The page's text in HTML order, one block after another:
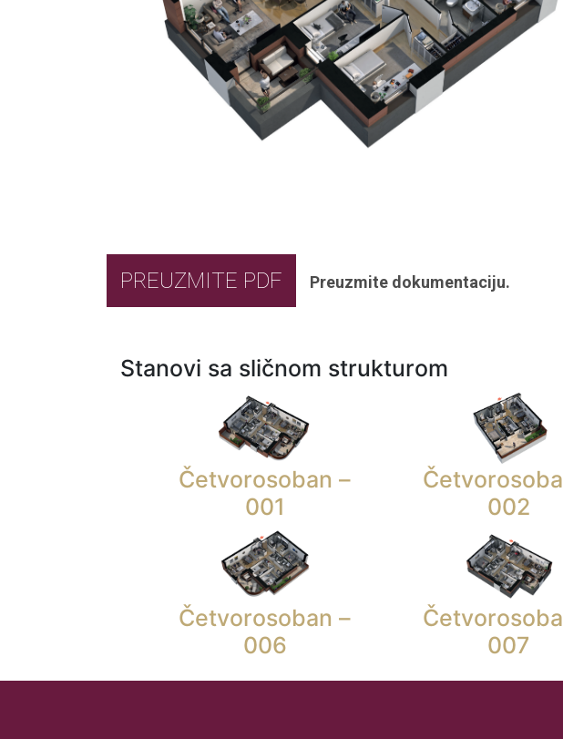
PREUZMITE PDF Preuzmite dokumentaciju.
Stanovi sa sličnom strukturom
Četvorosoban –
001
002
Četvorosoban –
006
007